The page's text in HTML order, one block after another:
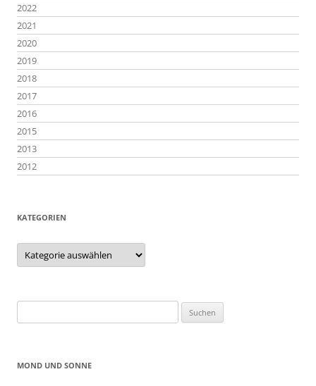
2022
2021
2020
2019
2018
2017
2016
2015
2013
2012
KATEGORIEN
Kategorien
nach:
MOND UND SONNE